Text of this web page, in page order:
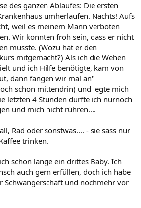
des ganzen Ablaufes: Die ersten
umherlaufen. Nachts! Aufs
weil es meinem Mann verboten
Wir konnten froh sein, dass er nicht
musste. (Wozu hat er den
mitgemacht?) Als ich die Wehen
und ich Hilfe benötigte, kam von
dann fangen wir mal an"
schon mittendrin) und legte mich
letzten 4 Stunden durfte ich nurnoch
und mich nicht rühren....
Rad oder sonstwas.... - sie sass nur
trinken.
schon lange ein drittes Baby. Ich
auch gern erfüllen, doch ich habe
Schwangerschaft und nochmehr vor